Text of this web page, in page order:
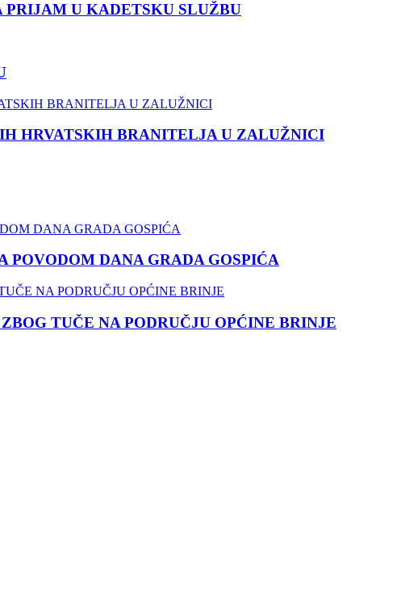
U KADETSKU SLUŽBU
HRVATSKIH BRANITELJA U ZALUŽNICI
POVODOM DANA GRADA GOSPIĆA
TUČE NA PODRUČJU OPĆINE BRINJE